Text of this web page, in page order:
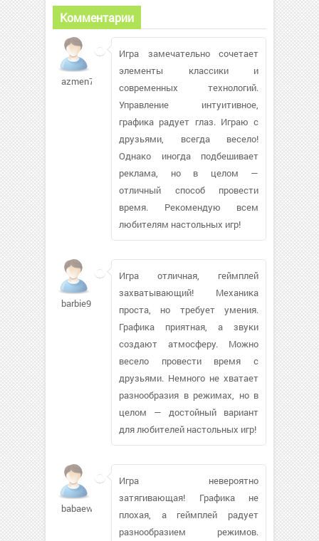
Комментарии
azmen78
Игра замечательно сочетает
элементы классики и
современных технологий.
Управление интуитивное,
графика радует глаз. Играю с
друзьями, всегда весело!
Однако иногда подбешивает
реклама, но в целом —
отличный способ провести
время. Рекомендую всем
любителям настольных игр!
barbie911945
Игра отличная, геймплей
захватывающий! Механика
проста, но требует умения.
Графика приятная, а звуки
создают атмосферу. Можно
весело провести время с
друзьями. Немного не хватает
разнообразия в режимах, но в
целом — достойный вариант
для любителей настольных игр!
babaew870
Игра невероятно
затягивающая! Графика не
плохая, а геймплей радует
разнообразием режимов.